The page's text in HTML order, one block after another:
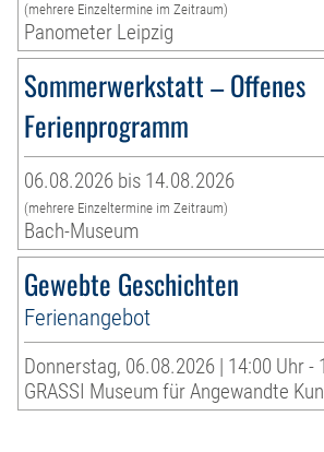
(mehrere Einzeltermine im Zeitraum)
Panometer Leipzig
Sommerwerkstatt – Offenes
Ferienprogramm
06.08.2026 bis 14.08.2026
(mehrere Einzeltermine im Zeitraum)
Bach-Museum
Gewebte Geschichten
Ferienangebot
Donnerstag, 06.08.2026 | 14:00 Uhr -
GRASSI Museum für Angewandte